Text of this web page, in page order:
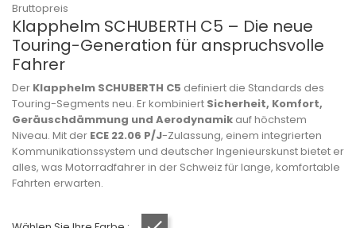
Bruttopreis
Klapphelm SCHUBERTH C5 – Die neue
Touring-Generation für anspruchsvolle
Fahrer
Der Klapphelm SCHUBERTH C5 definiert die Standards des
Touring-Segments neu. Er kombiniert Sicherheit, Komfort,
Geräuschdämmung und Aerodynamik auf höchstem
Niveau. Mit der ECE 22.06 P/J-Zulassung, einem integrierten
Kommunikationssystem und deutscher Ingenieurskunst bietet er
alles, was Motorradfahrer in der Schweiz für lange, komfortable
Fahrten erwarten.